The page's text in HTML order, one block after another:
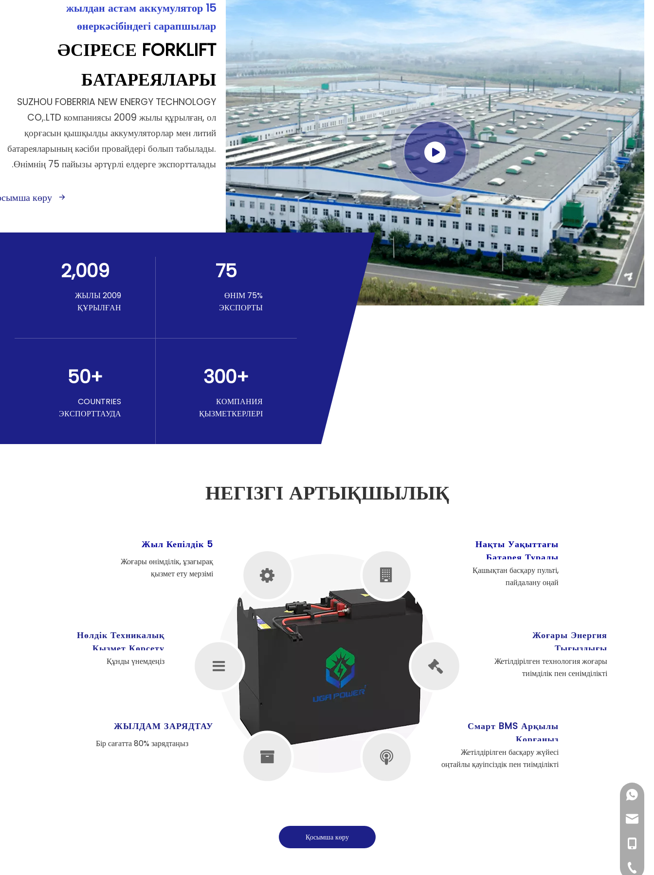
15 жылдан астам аккумулятор
өнеркәсібіндегі сарапшылар
ӘСІРЕСЕ FORKLIFT
БАТАРЕЯЛАРЫ
SUZHOU FOBERRIA NEW ENERGY TECHNOLOGY
CO,.LTD компаниясы 2009 жылы құрылған, ол
қорғасын қышқылды аккумуляторлар мен литий
батареяларының кәсіби провайдері болып табылады.
Өнімнің 75 пайызы әртүрлі елдерге экспортталады.
көру
2,009
2009 ЖЫЛЫ
ҚҰРЫЛҒАН
75
75% ӨНІМ
ЭКСПОРТЫ
50+
COUNTRIES
ЭКСПОРТТАУДА
300+
КОМПАНИЯ
ҚЫЗМЕТКЕРЛЕРІ
НЕГІЗГІ АРТЫҚШЫЛЫҚ
5 Жыл Кепілдік
Жоғары өнімділік, ұзағырақ
қызмет ету мерзімі
Нақты Уақыттағы
Батарея Туралы
Ақпаратты Көрсету
Қашықтан басқару пульті,
пайдалану оңай
Нөлдік Техникалық
Қызмет Көрсету
Құнды үнемдеңіз
Жоғары Энергия
Тығыздығы
Жетілдірілген технология жоғары
тиімділік пен сенімділікті
ЖЫЛДАМ ЗАРЯДТАУ
Бір сағатта 80% зарядтаңыз
Смарт BMS Арқылы
Қорғаңыз
Жетілдірілген басқару жүйесі
оңтайлы қауіпсіздік пен тиімділікті
Қосымша көру
+86-
+86-512-